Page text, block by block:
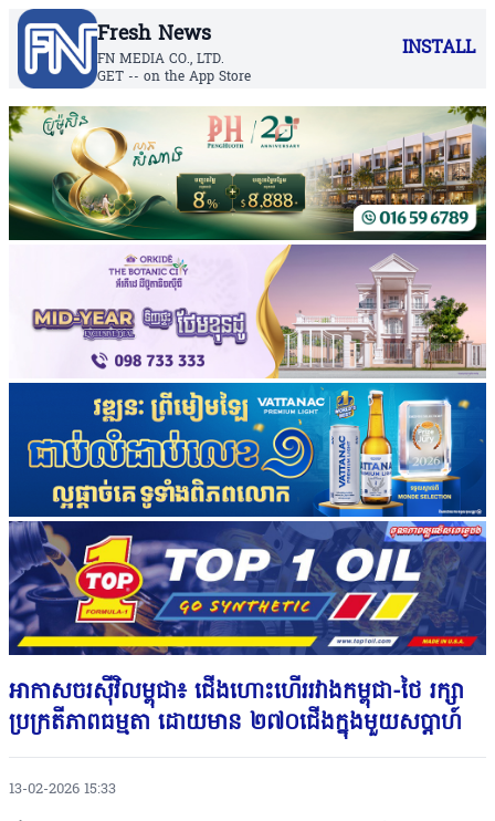
Fresh News
FN MEDIA CO., LTD.
GET -- on the App Store
INSTALL
អាកាសចរស៉ីវិលម្ពុជា៖ ជើងហោះហើររវាងកម្ពុជា-ថៃ រក្សា
ប្រក្រតីភាពធម្មតា ដោយមាន ២៧០ជើង​ក្នុងមួយសប្តាហ៍
13-02-2026 15:33